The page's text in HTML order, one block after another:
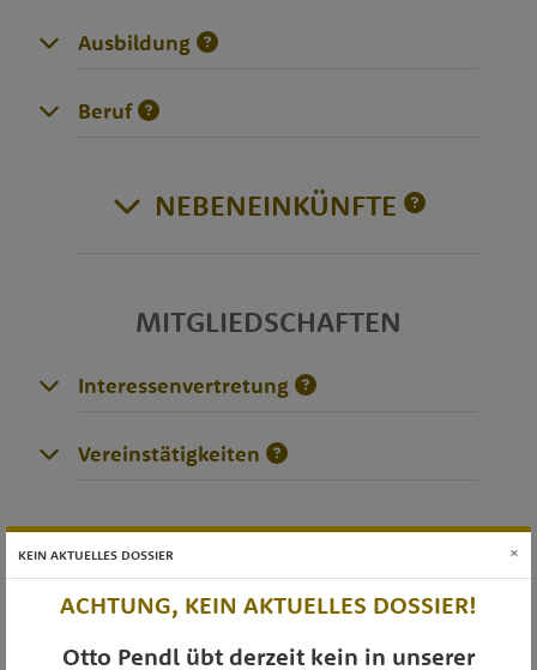
Ausbildung
Beruf
NEBENEINKÜNFTE
MITGLIEDSCHAFTEN
Interessenvertretung
Vereinstätigkeiten
KEIN AKTUELLES DOSSIER ×
ACHTUNG, KEIN AKTUELLES DOSSIER!
Otto Pendl übt derzeit kein in unserer